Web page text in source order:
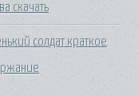
скачать
солдат краткое